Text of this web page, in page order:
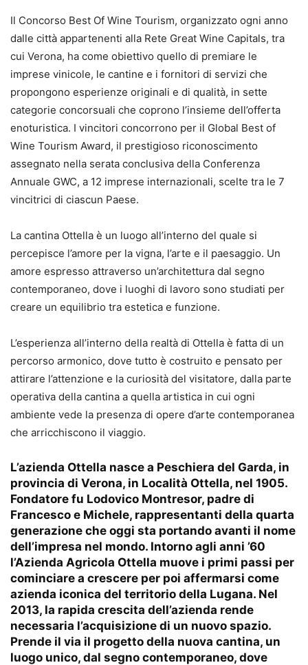
Il Concorso Best Of Wine Tourism, organizzato ogni anno
dalle città appartenenti alla Rete Great Wine Capitals, tra
cui Verona, ha come obiettivo quello di premiare le
imprese vinicole, le cantine e i fornitori di servizi che
propongono esperienze originali e di qualità, in sette
categorie concorsuali che coprono l’insieme dell’offerta
enoturistica. I vincitori concorrono per il Global Best of
Wine Tourism Award, il prestigioso riconoscimento
assegnato nella serata conclusiva della Conferenza
Annuale GWC, a 12 imprese internazionali, scelte tra le 7
vincitrici di ciascun Paese.
La cantina Ottella è un luogo all’interno del quale si
percepisce l’amore per la vigna, l’arte e il paesaggio. Un
amore espresso attraverso un’architettura dal segno
contemporaneo, dove i luoghi di lavoro sono studiati per
creare un equilibrio tra estetica e funzione.
L’esperienza all’interno della realtà di Ottella è fatta di un
percorso armonico, dove tutto è costruito e pensato per
attirare l’attenzione e la curiosità del visitatore, dalla parte
operativa della cantina a quella artistica in cui ogni
ambiente vede la presenza di opere d’arte contemporanea
che arricchiscono il viaggio.
L’azienda Ottella nasce a Peschiera del Garda, in
provincia di Verona, in Località Ottella, nel 1905.
Fondatore fu Lodovico Montresor, padre di
Francesco e Michele, rappresentanti della quarta
generazione che oggi sta portando avanti il nome
dell’impresa nel mondo. Intorno agli anni ’60
l’Azienda Agricola Ottella muove i primi passi per
cominciare a crescere per poi affermarsi come
azienda iconica del territorio della Lugana. Nel
2013, la rapida crescita dell’azienda rende
necessaria l’acquisizione di un nuovo spazio.
Prende il via il progetto della nuova cantina, un
luogo unico, dal segno contemporaneo, dove